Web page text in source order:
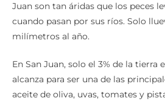
Juan son tan áridas que los peces
cuando pasan por sus ríos. Solo
milímetros al año.
En San Juan, solo el 3% de la tierra
alcanza para ser una de las
aceite de oliva, uvas, tomates y